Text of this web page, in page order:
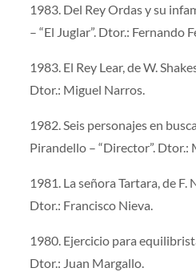
1983. Del Rey Ordas y su
– “El Juglar”. Dtor.: Fernando
1983. El Rey Lear, de W.
Dtor.: Miguel Narros.
1982. Seis personajes en
Pirandello – “Director”. Dtor.:
1981. La señora Tartara, de F.
Dtor.: Francisco Nieva.
1980. Ejercicio para
Dtor.: Juan Margallo.